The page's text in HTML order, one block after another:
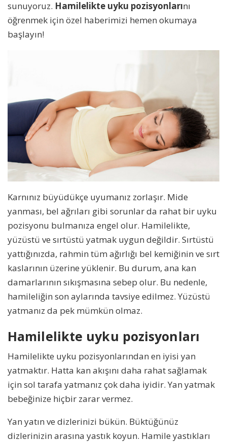
sunuyoruz. Hamilelikte uyku pozisyonlarını
öğrenmek için özel haberimizi hemen okumaya
başlayın!
Karnınız büyüdükçe uyumanız zorlaşır. Mide
yanması, bel ağrıları gibi sorunlar da rahat bir uyku
pozisyonu bulmanıza engel olur. Hamilelikte,
yüzüstü ve sırtüstü yatmak uygun değildir. Sırtüstü
yattığınızda, rahmin tüm ağırlığı bel kemiğinin ve sırt
kaslarının üzerine yüklenir. Bu durum, ana kan
damarlarının sıkışmasına sebep olur. Bu nedenle,
hamileliğin son aylarında tavsiye edilmez. Yüzüstü
yatmanız da pek mümkün olmaz.
Hamilelikte uyku pozisyonları
Hamilelikte uyku pozisyonlarından en iyisi yan
yatmaktır. Hatta kan akışını daha rahat sağlamak
için sol tarafa yatmanız çok daha iyidir. Yan yatmak
bebeğinize hiçbir zarar vermez.
Yan yatın ve dizlerinizi bükün. Büktüğünüz
dizlerinizin arasına yastık koyun. Hamile yastıkları